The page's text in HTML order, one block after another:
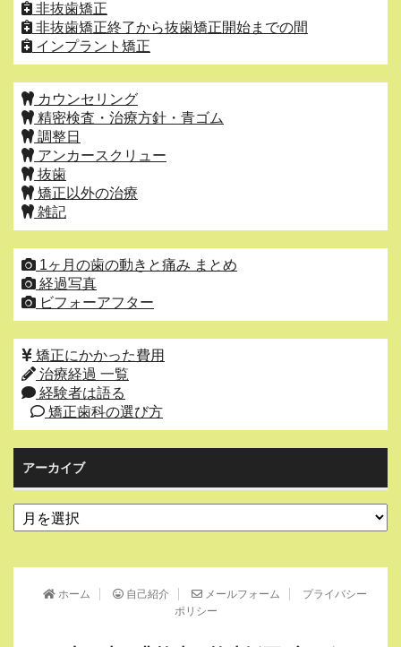
非抜歯矯正
非抜歯矯正終了から抜歯矯正開始までの間
インプラント矯正
カウンセリング
精密検査・治療方針・青ゴム
調整日
アンカースクリュー
抜歯
矯正以外の治療
雑記
1ヶ月の歯の動きと痛み まとめ
経過写真
ビフォーアフター
矯正にかかった費用
治療経過 一覧
経験者は語る
矯正歯科の選び方
アーカイブ
ア
ー
イ
ホーム 自己紹介 メールフォーム
プライバシー
ポリシー